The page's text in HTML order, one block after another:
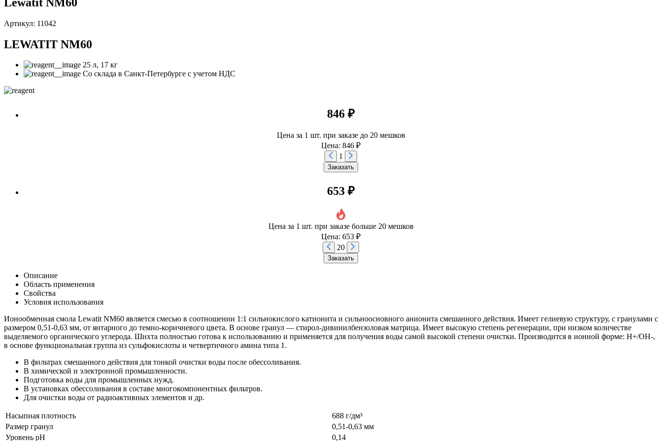
Артикул: 11042
LEWATIT NM60
25 л, 17 кг
Со склада в Санкт-Петербурге с учетом НДС
846 ₽
Цена за 1 шт. при заказе до 20 мешков
Цена: 846 ₽
1
Заказать
653 ₽
Цена за 1 шт. при заказе больше 20 мешков
Цена: 653 ₽
20
Заказать
Описание
Область применения
Свойства
Условия использования
Ионообменная смола Lewatit NM60 является смесью в соотношении 1:1 сильнокислого катионита и сильноосновного анионита смешанного действия. Имеет гелиевую структуру, с гранулами с
размером 0,51-0,63 мм, от янтарного до темно-коричневого цвета. В основе гранул — стирол-дивинилбензоловая матрица. Имеет высокую степень регенерации, при низком количестве
выделяемого органического углерода. Шихта полностью готова к использованию и применяется для получения воды самой высокой степени очистки. Производится в ионной форме: Н+/ОН-,
в основе функциональная группа из сульфокислоты и четвертичного амина типа 1.
В фильтрах смешанного действия для тонкой очистки воды после обессоливания.
В химической и электронной промышленности.
Подготовка воды для промышленных нужд.
В установках обессоливания в составе многокомпонентных фильтров.
Для очистки воды от радиоактивных элементов и др.
Насыпная плотность
688 г/дм³
Размер гранул
0,51-0,63 мм
Уровень рН
0,14